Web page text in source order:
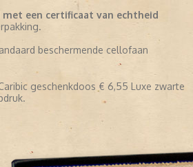
met een certificaat van echtheid
beschermende cellofaan
geschenkdoos € 6,55 Luxe zwarte